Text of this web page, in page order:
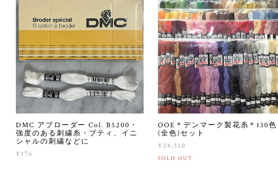
DMC アブローダー Col. B5200・
強度のある刺繍糸・ブティ、イニ
シャルの刺繍などに
¥176
OOE＊デンマーク製花糸＊130色
(全色)セット
¥24,310
SOLD OUT